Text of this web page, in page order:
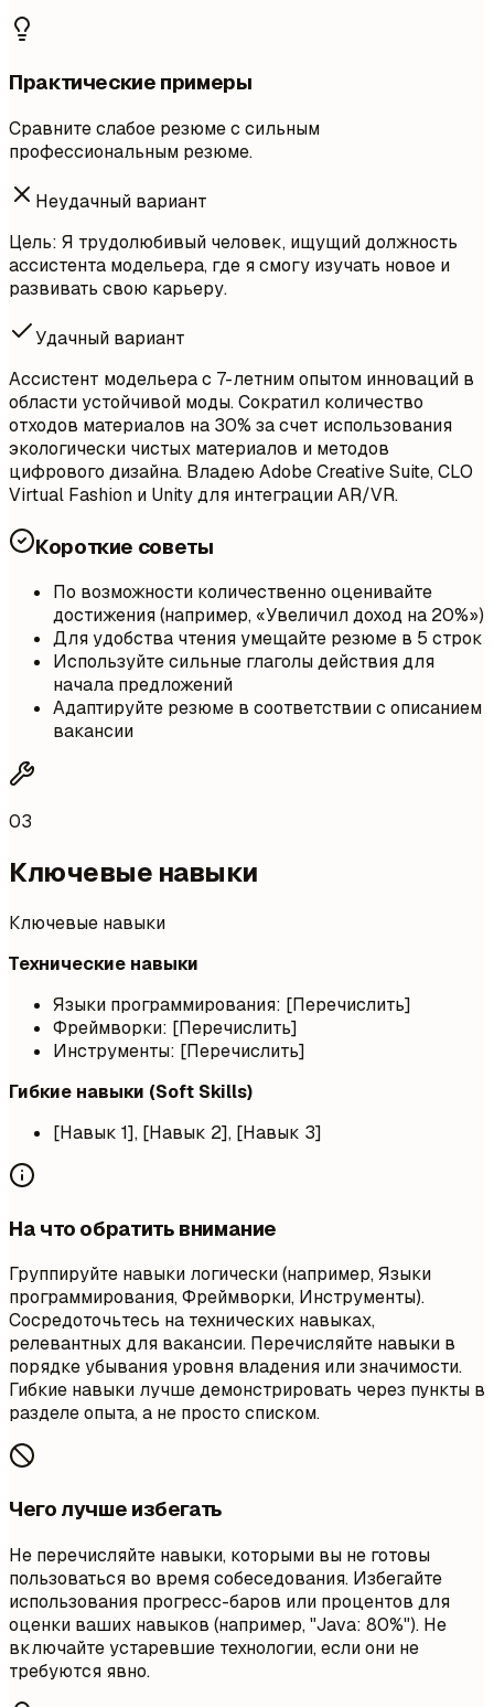
Практические примеры
Сравните слабое резюме с сильным
профессиональным резюме.
Неудачный вариант
Цель: Я трудолюбивый человек, ищущий должность
ассистента модельера, где я смогу изучать новое и
развивать свою карьеру.
Удачный вариант
Ассистент модельера с 7-летним опытом инноваций в
области устойчивой моды. Сократил количество
отходов материалов на 30% за счет использования
экологически чистых материалов и методов
цифрового дизайна. Владею Adobe Creative Suite, CLO
Virtual Fashion и Unity для интеграции AR/VR.
Короткие советы
По возможности количественно оценивайте
достижения (например, «Увеличил доход на 20%»)
Для удобства чтения умещайте резюме в 5 строк
Используйте сильные глаголы действия для
начала предложений
Адаптируйте резюме в соответствии с описанием
вакансии
03
Ключевые навыки
Ключевые навыки
Технические навыки
Языки программирования: [Перечислить]
Фреймворки: [Перечислить]
Инструменты: [Перечислить]
Гибкие навыки (Soft Skills)
[Навык 1], [Навык 2], [Навык 3]
На что обратить внимание
Группируйте навыки логически (например, Языки
программирования, Фреймворки, Инструменты).
Сосредоточьтесь на технических навыках,
релевантных для вакансии. Перечисляйте навыки в
порядке убывания уровня владения или значимости.
Гибкие навыки лучше демонстрировать через пункты в
разделе опыта, а не просто списком.
Чего лучше избегать
Не перечисляйте навыки, которыми вы не готовы
пользоваться во время собеседования. Избегайте
использования прогресс-баров или процентов для
оценки ваших навыков (например, "Java: 80%"). Не
включайте устаревшие технологии, если они не
требуются явно.